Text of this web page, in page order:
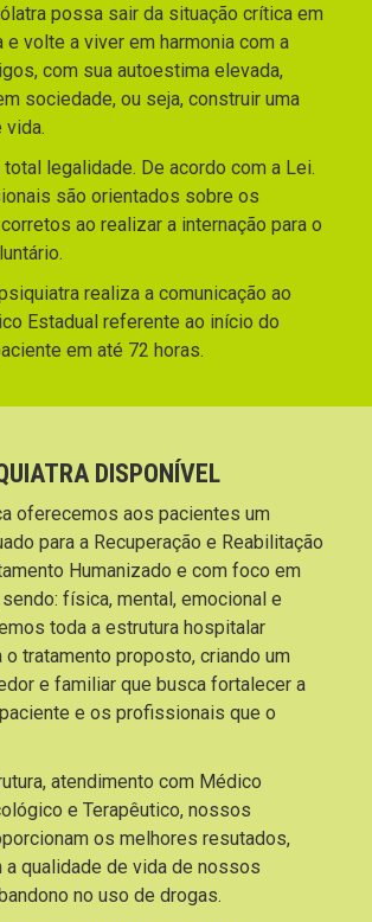
possa sair da situação crítica em
e volte a viver em harmonia com a
com sua autoestima elevada,
sociedade, ou seja, construir uma
vida.
total legalidade. De acordo com a Lei.
são orientados sobre os
ao realizar a internação para o
realiza a comunicação ao
Estadual referente ao início do
em até 72 horas.
DISPONÍVEL
oferecemos aos pacientes um
para a Recuperação e Reabilitação
Humanizado e com foco em
física, mental, emocional e
toda a estrutura hospitalar
o tratamento proposto, criando um
e familiar que busca fortalecer a
e os profissionais que o
atendimento com Médico
e Terapêutico, nossos
os melhores resutados,
qualidade de vida de nossos
no uso de drogas.